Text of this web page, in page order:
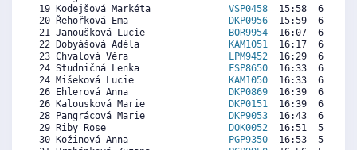
19 Kodejšová Markéta VSP0458
15:58  6471
20 Řehořková Ema
DKP0956
15:59  6461
21 Janoušková Lucie
BOR9954
16:07  6380
22 Dobyášová Adéla
KAM1051
16:17  6279
23 Chvalová Věra
LPM9452
16:29  6158
24 Studničná Lenka
FSP8650
16:33  6118
24 Mišeková Lucie
KAM1050
16:33  6118
26 Ehlerová Anna
DKP0869
16:39  6057
26 Kalousková Marie
DKP0151
16:39  6057
28 Pangrácová Marie
DKP9053
16:43  6017
29 Riby Rose
DOK0052
16:51  5936
30 Kožinová Anna
PGP9350
16:53  5916